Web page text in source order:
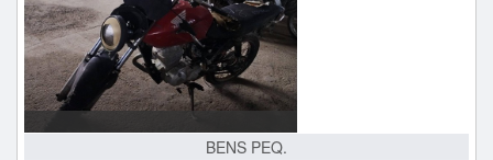
BENS PEQ.